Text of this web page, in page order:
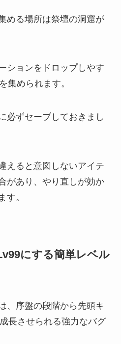
める場所は祭壇の洞窟が
ションをドロップしやす
集められます。
必ずセーブしておきまし
えると意図しないアイテ
があり、やり直しが効か
す。
にする簡単レベル
、序盤の段階から先頭キ
長させられる強力なバグ